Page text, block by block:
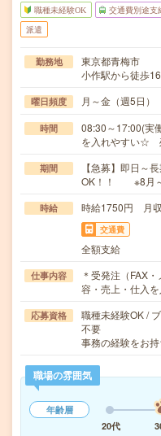
職種未経験OK 交通費別途支
派遣
勤務地
東京都青梅市
小作駅から徒歩
曜日頻度 月～金（週5日
時間
08:30～17:00(実
を入れやすい☆
期間
【急募】即日～
OK！！ ※8月
時給 時給1750円 月
交通費
全額支給
仕事内容
＊受発注（FAX
容・売上・仕入
応募資格
職種未経験OK /
不要
事務の経験をお
職場の雰囲気
年齢層
20代